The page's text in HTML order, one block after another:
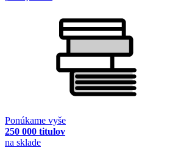
Ponúkame vyše
250 000 titulov
na sklade